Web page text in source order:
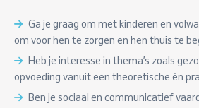
Ga je graag om met kinderen en
om voor hen te zorgen en hen thuis te
Heb je interesse in thema’s zoals
opvoeding vanuit een theoretische én
Ben je sociaal en communicatief